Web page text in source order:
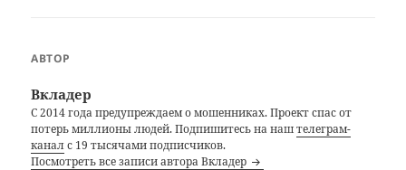
АВТОР
Вкладер
С 2014 года предупреждаем о мошенниках. Проект спас от
потерь миллионы людей. Подпишитесь на наштелеграм-
каналс 19 тысячами подписчиков.
Посмотреть все записи автора Вкладер